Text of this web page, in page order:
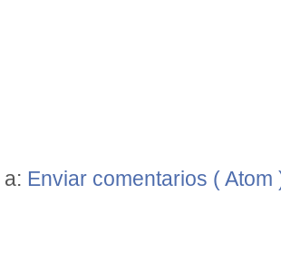
Enviar comentarios ( Atom